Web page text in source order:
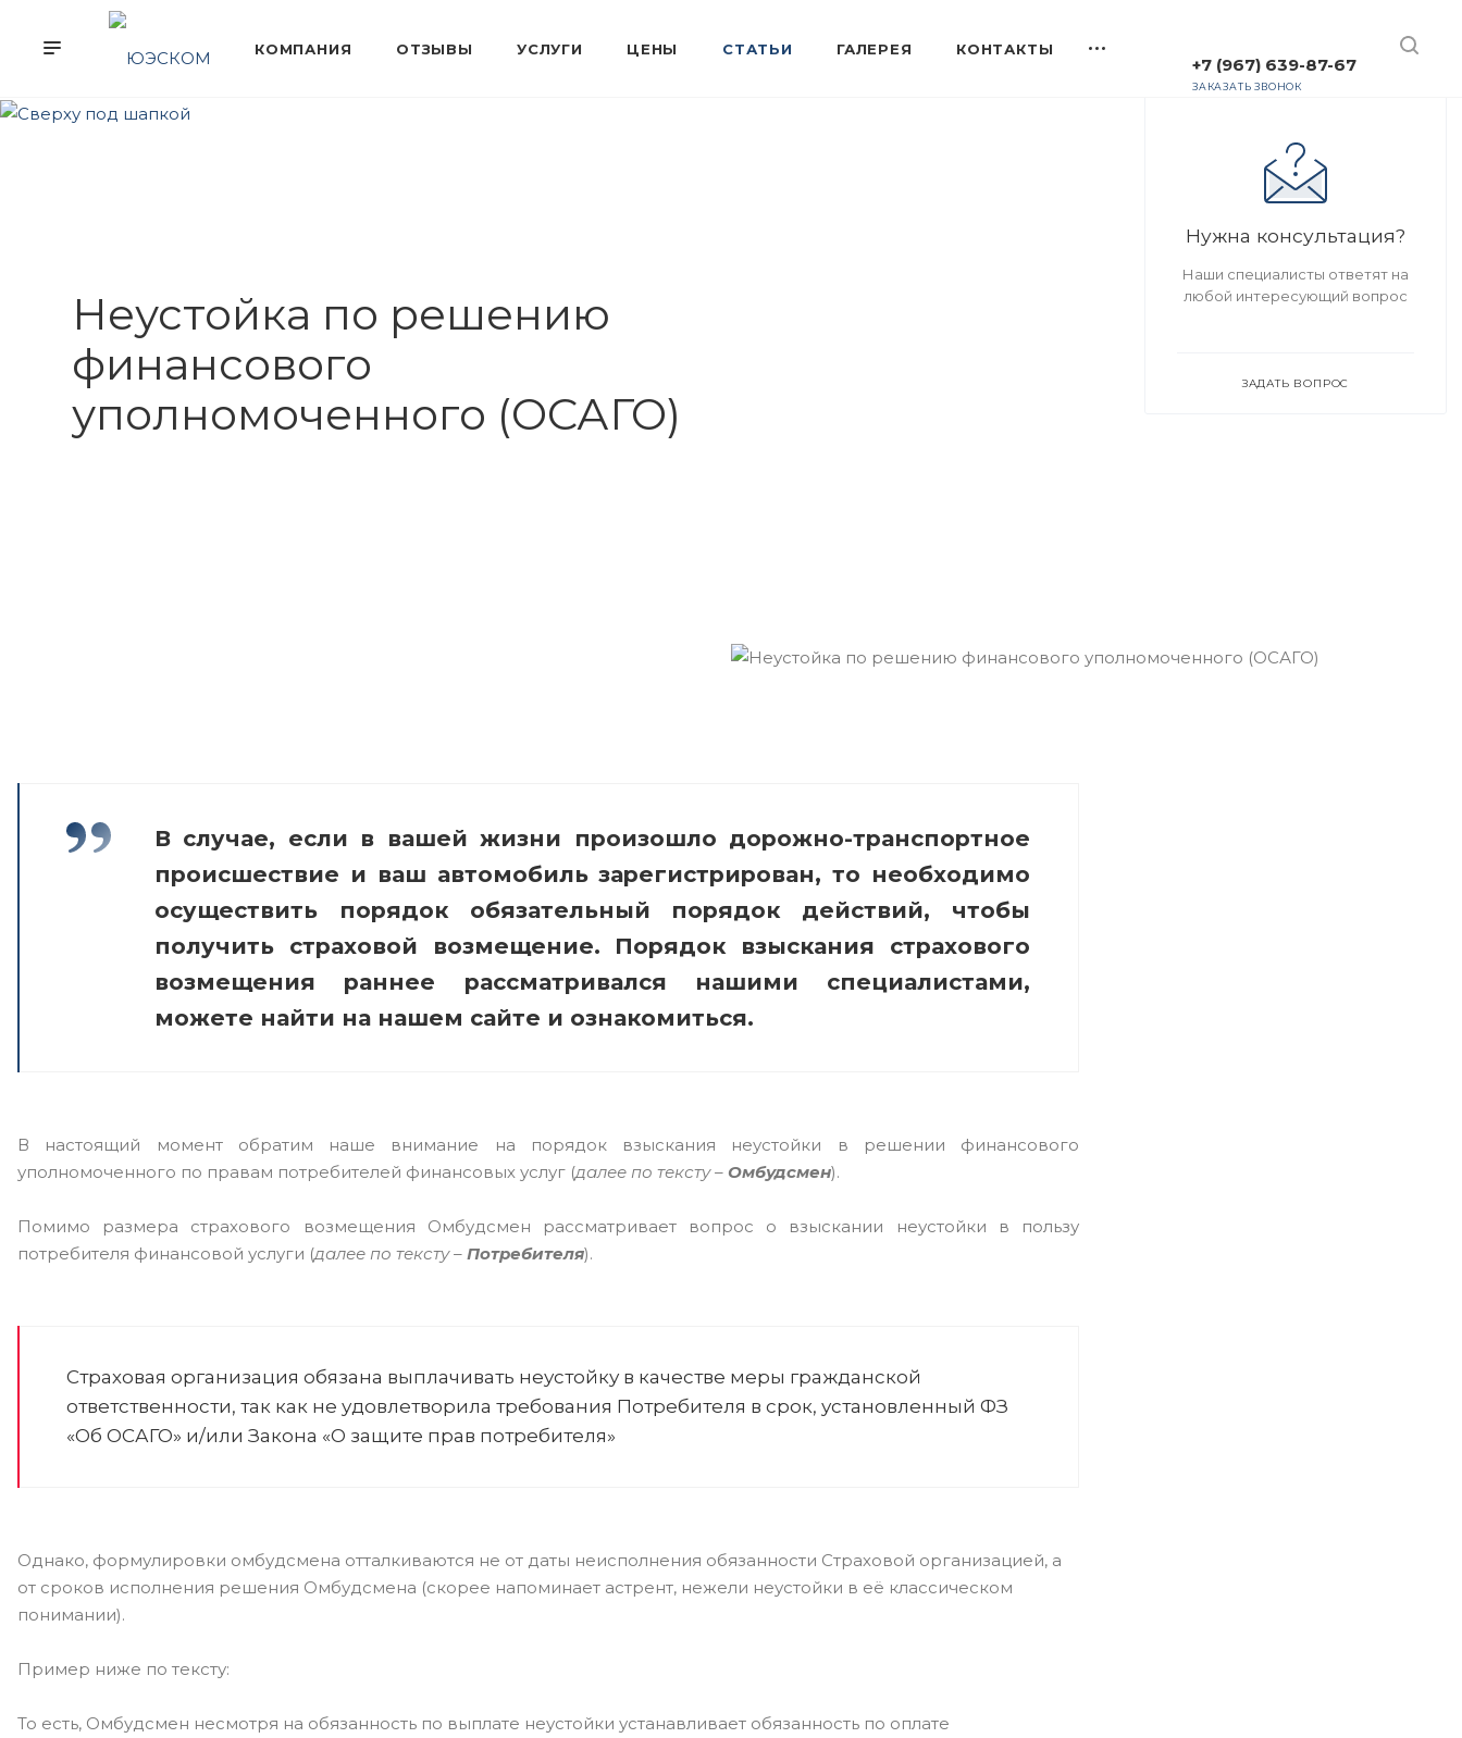
+7 (967) 639-87-67
ЗАКАЗАТЬ ЗВОНОК
Неустойка по решению
финансового
уполномоченного (ОСАГО)
В случае, если в вашей жизни произошло дорожно-транспортное
происшествие и ваш автомобиль зарегистрирован, то необходимо
осуществить порядок обязательный порядок действий, чтобы
получить страховой возмещение. Порядок взыскания страхового
возмещения раннее рассматривался нашими специалистами,
можете найти на нашем сайте и ознакомиться.
В настоящий момент обратим наше внимание на порядок взыскания неустойки в решении финансового
уполномоченного по правам потребителей финансовых услуг (далее по тексту – Омбудсмен).
Помимо размера страхового возмещения Омбудсмен рассматривает вопрос о взыскании неустойки в пользу
потребителя финансовой услуги (далее по тексту – Потребителя).
Страховая организация обязана выплачивать неустойку в качестве меры гражданской
ответственности, так как не удовлетворила требования Потребителя в срок, установленный ФЗ
«Об ОСАГО» и/или Закона «О защите прав потребителя»
Однако, формулировки омбудсмена отталкиваются не от даты неисполнения обязанности Страховой организацией, а
от сроков исполнения решения Омбудсмена (скорее напоминает астрент, нежели неустойки в её классическом
понимании).
Пример ниже по тексту:
То есть, Омбудсмен несмотря на обязанность по выплате неустойки устанавливает обязанность по оплате
Нужна консультация?
Наши специалисты ответят на
любой интересующий вопрос
ЗАДАТЬ ВОПРОС